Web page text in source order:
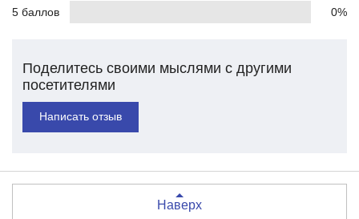
5 баллов 0%
Поделитесь своими мыслями с другими
посетителями
Написать отзыв
Наверх